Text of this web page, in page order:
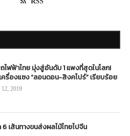
ไฟฟ้าไทย มุ่งสู่อันดับ 1 แพงที่สุดในโลก!
ครื่องแซง “ลอนดอน-สิงคโปร์” เรียบร้อย
12, 2019
6 เส้นทางขนส่งผลไม้ไทยไปจีน